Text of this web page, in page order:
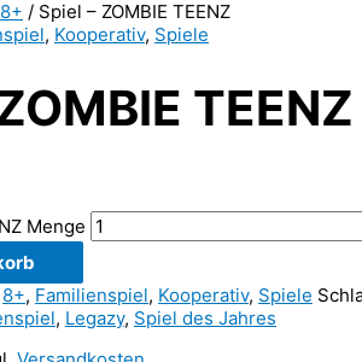
8+ / Spiel – ZOMBIE TEENZ
, Kooperativ, Spiele
TEENZ
Menge
8+, Familienspiel, Kooperativ, Spiele
, Legazy, Spiel des Jahres